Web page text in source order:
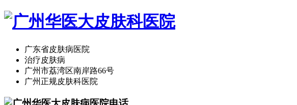
广东省皮肤病医院
治疗皮肤病
广州市荔湾区南岸路66号
广州正规皮肤科医院